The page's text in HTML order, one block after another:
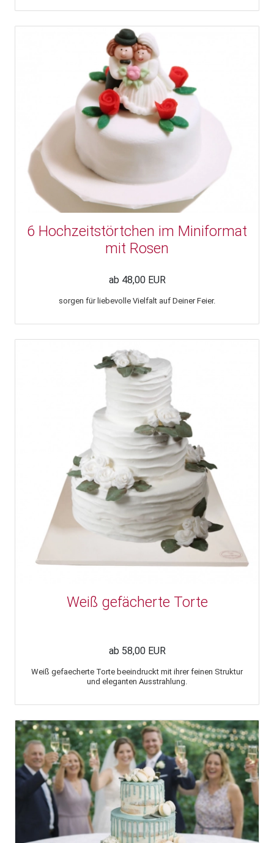
6 Hochzeitstörtchen im Miniformat
mit Rosen
ab 48,00 EUR
sorgen für liebevolle Vielfalt auf Deiner Feier.
Weiß gefächerte Torte
ab 58,00 EUR
Weiß gefaecherte Torte beeindruckt mit ihrer feinen Struktur
und eleganten Ausstrahlung.